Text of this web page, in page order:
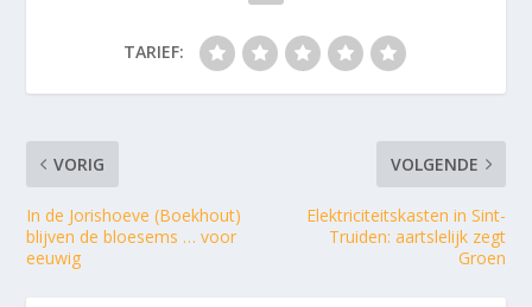
TARIEF:
VORIG
In de Jorishoeve (Boekhout)
blijven de bloesems … voor
eeuwig
VOLGENDE
Elektriciteitskasten in Sint-
Truiden: aartslelijk zegt
Groen